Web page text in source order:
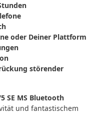
oder Deiner Plattform
störender
SE MS Bluetooth
und fantastischem